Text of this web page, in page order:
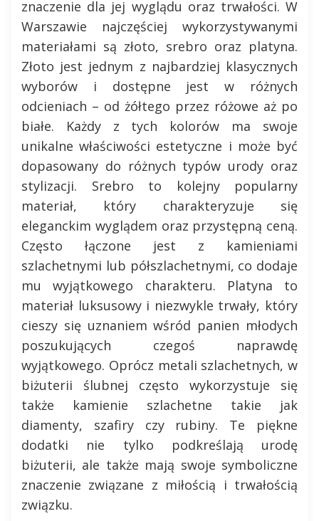
znaczenie dla jej wyglądu oraz trwałości. W
Warszawie najczęściej wykorzystywanymi
materiałami są złoto, srebro oraz platyna.
Złoto jest jednym z najbardziej klasycznych
wyborów i dostępne jest w różnych
odcieniach – od żółtego przez różowe aż po
białe. Każdy z tych kolorów ma swoje
unikalne właściwości estetyczne i może być
dopasowany do różnych typów urody oraz
stylizacji. Srebro to kolejny popularny
materiał, który charakteryzuje się
eleganckim wyglądem oraz przystępną ceną.
Często łączone jest z kamieniami
szlachetnymi lub półszlachetnymi, co dodaje
mu wyjątkowego charakteru. Platyna to
materiał luksusowy i niezwykle trwały, który
cieszy się uznaniem wśród panien młodych
poszukujących czegoś naprawdę
wyjątkowego. Oprócz metali szlachetnych, w
biżuterii ślubnej często wykorzystuje się
także kamienie szlachetne takie jak
diamenty, szafiry czy rubiny. Te piękne
dodatki nie tylko podkreślają urodę
biżuterii, ale także mają swoje symboliczne
znaczenie związane z miłością i trwałością
związku.